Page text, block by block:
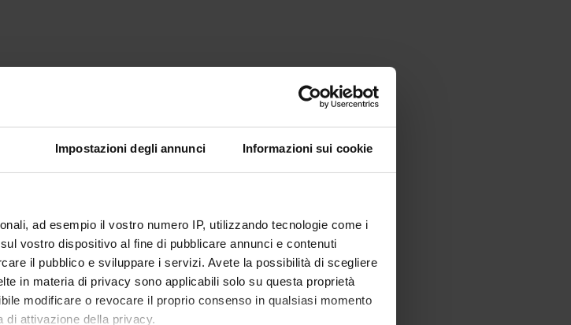
Impostazioni degli annunci Informazioni sui cookie
ad esempio il vostro numero IP, utilizzando tecnologie come i
vostro dispositivo al fine di pubblicare annunci e contenuti
il pubblico e sviluppare i servizi. Avete la possibilità di scegliere
in materia di privacy sono applicabili solo su questa proprietà
modificare o revocare il proprio consenso in qualsiasi momento
di attivazione della privacy.